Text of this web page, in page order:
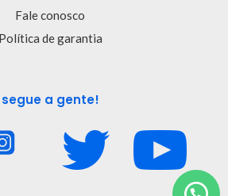
Fale conosco
Política de garantia
segue a gente!